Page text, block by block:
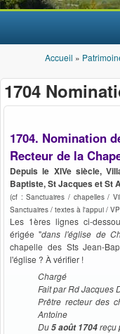
Vous êtes
Accueil »
1704
1704. Nomination
Recteur de la
Depuis le XIVe siècle,
Baptiste, St Jacques et St
(cf : Sanctuaires / chapelles /
Sanctuaires / textes à l'appui /
Les 1ères lignes ci-
érigée "dans l'église de
chapelle des Sts Jean-
l'église ? À vérifier !
Chargé
Fait par Rd Jacques
Prêtre recteur des
Antoine
Du5 août 1704reçu